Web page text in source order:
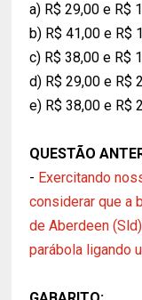
a) R$ 29,00 e R$
b) R$ 41,00 e R$
c) R$ 38,00 e R$
d) R$ 29,00 e R$
e) R$ 38,00 e R$
QUESTÃO
- Exercitando
considerar que a
de Aberdeen
parábola ligando